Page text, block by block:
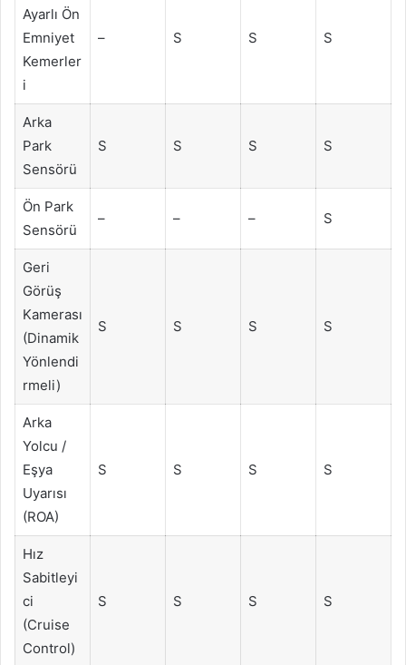
Ayarlı Ön
Emniyet
Kemerler
i
– S S S
Arka
Park
Sensörü
S S S S
Ön Park
Sensörü
– – – S
Geri
Görüş
Kamerası
(Dinamik
Yönlendi
rmeli)
S S S S
Arka
Yolcu /
Eşya
Uyarısı
(ROA)
S S S S
Hız
Sabitleyi
ci
(Cruise
Control)
S S S S